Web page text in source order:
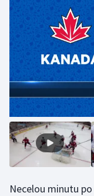
Moderní pětiboj
Motorsport
Olympijské hry
Plavání
Plážový volejbal
Necelou minutu